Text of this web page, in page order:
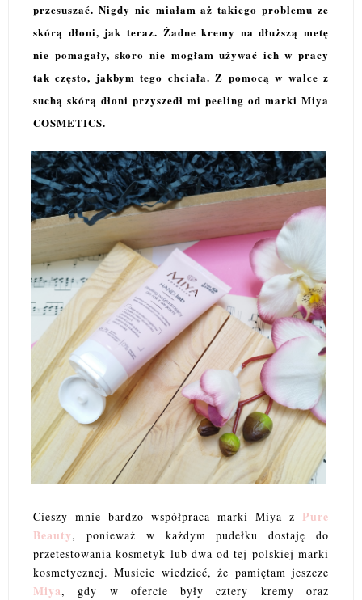
przesuszać. Nigdy nie miałam aż takiego problemu ze
skórą dłoni, jak teraz. Żadne kremy na dłuższą metę
nie pomagały, skoro nie mogłam używać ich w pracy
tak często, jakbym tego chciała. Z pomocą w walce z
suchą skórą dłoni przyszedł mi peeling od marki Miya
COSMETICS.
Cieszy mnie bardzo współpraca marki Miya z Pure
Beauty, ponieważ w każdym pudełku dostaję do
przetestowania kosmetyk lub dwa od tej polskiej marki
kosmetycznej. Musicie wiedzieć, że pamiętam jeszcze
Miya, gdy w ofercie były cztery kremy oraz